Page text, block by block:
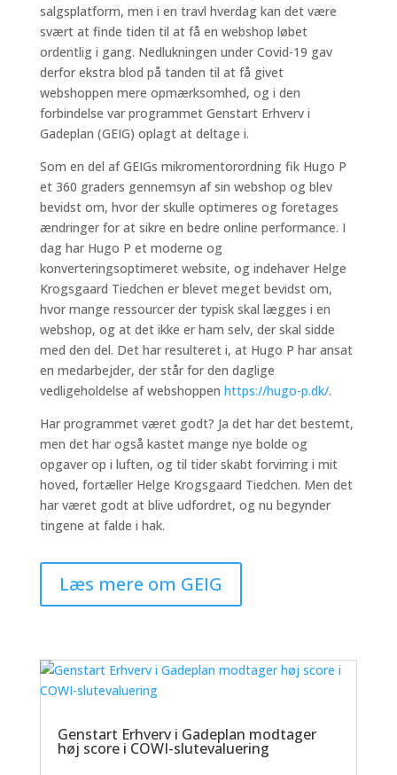
salgsplatform, men i en travl hverdag kan det være
svært at finde tiden til at få en webshop løbet
ordentlig i gang. Nedlukningen under Covid-19 gav
derfor ekstra blod på tanden til at få givet
webshoppen mere opmærksomhed, og i den
forbindelse var programmet Genstart Erhverv i
Gadeplan (GEIG) oplagt at deltage i.
Som en del af GEIGs mikromentorordning fik Hugo P
et 360 graders gennemsyn af sin webshop og blev
bevidst om, hvor der skulle optimeres og foretages
ændringer for at sikre en bedre online performance. I
dag har Hugo P et moderne og
konverteringsoptimeret website, og indehaver Helge
Krogsgaard Tiedchen er blevet meget bevidst om,
hvor mange ressourcer der typisk skal lægges i en
webshop, og at det ikke er ham selv, der skal sidde
med den del. Det har resulteret i, at Hugo P har ansat
en medarbejder, der står for den daglige
vedligeholdelse af webshoppen https://hugo-p.dk/.
Har programmet været godt? Ja det har det bestemt,
men det har også kastet mange nye bolde og
opgaver op i luften, og til tider skabt forvirring i mit
hoved, fortæller Helge Krogsgaard Tiedchen. Men det
har været godt at blive udfordret, og nu begynder
tingene at falde i hak.
Læs mere om GEIG
Genstart Erhverv i Gadeplan modtager
høj score i COWI-slutevaluering